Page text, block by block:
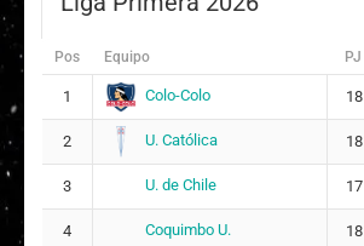
Elisa Antonia Durán Barrera
5 Angie Fabiana Yantén Riascos
Pos Equipo PJ
1 Colo-Colo 18
2 U. Católica 18
3 U. de Chile 17
4 Coquimbo U. 18